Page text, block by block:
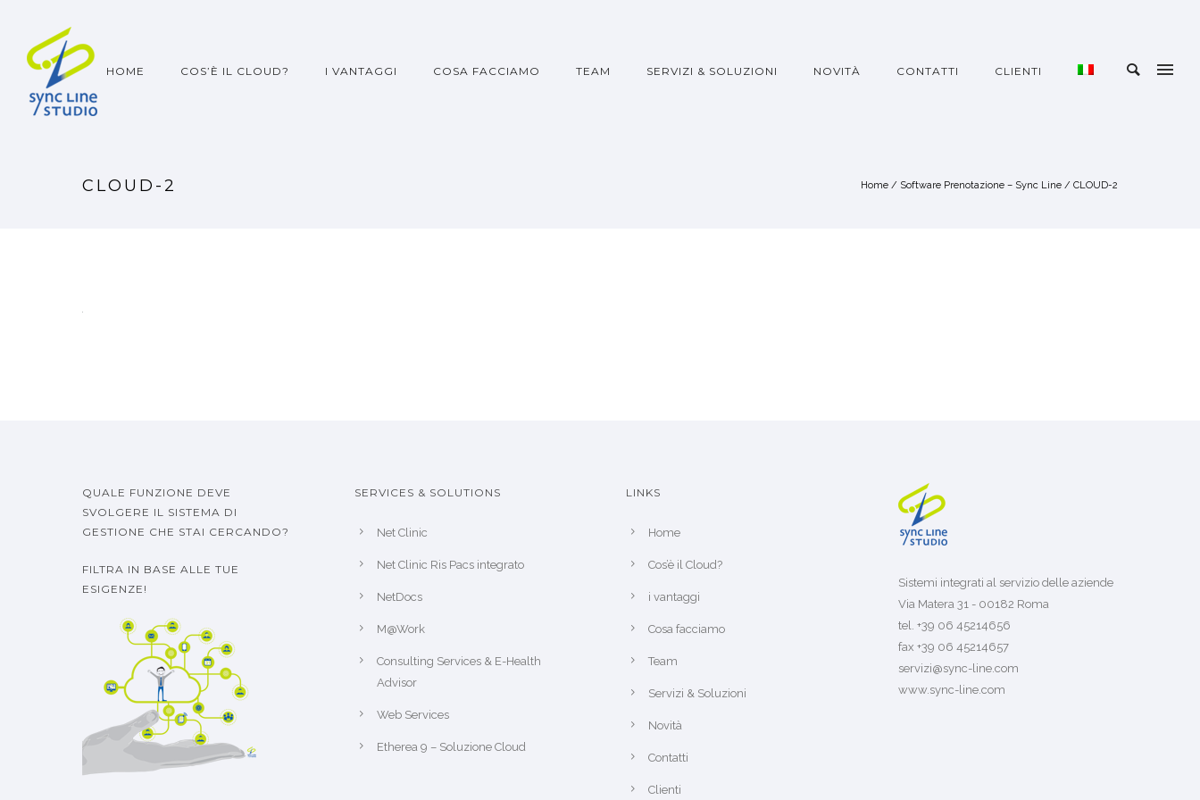
HOME COS’È IL CLOUD? I VANTAGGI COSA FACCIAMO TEAM SERVIZI & SOLUZIONI NOVITÀ CONTATTI CLIENTI
CLOUD-2 Home / Software Prenotazione – Sync Line / CLOUD-2
QUALE FUNZIONE DEVE
SVOLGERE IL SISTEMA DI
GESTIONE CHE STAI CERCANDO?
FILTRA IN BASE ALLE TUE
ESIGENZE!
SERVICES & SOLUTIONS
Net Clinic
Net Clinic Ris Pacs integrato
NetDocs
M@Work
Consulting Services & E-Health
Advisor
Web Services
Etherea 9 – Soluzione Cloud
LINKS
Home
Cos’è il Cloud?
i vantaggi
Cosa facciamo
Team
Servizi & Soluzioni
Novità
Contatti
Clienti
Sistemi integrati al servizio delle aziende
Via Matera 31 - 00182 Roma
tel. +39 06 45214656
fax +39 06 45214657
servizi@sync-line.com
www.sync-line.com